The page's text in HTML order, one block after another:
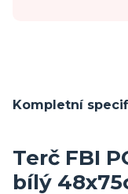
Kompletní
Terč FBI
bílý